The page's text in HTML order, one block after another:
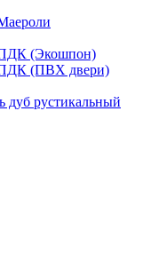
(Экошпон)
(ПВХ двери)
дуб рустикальный